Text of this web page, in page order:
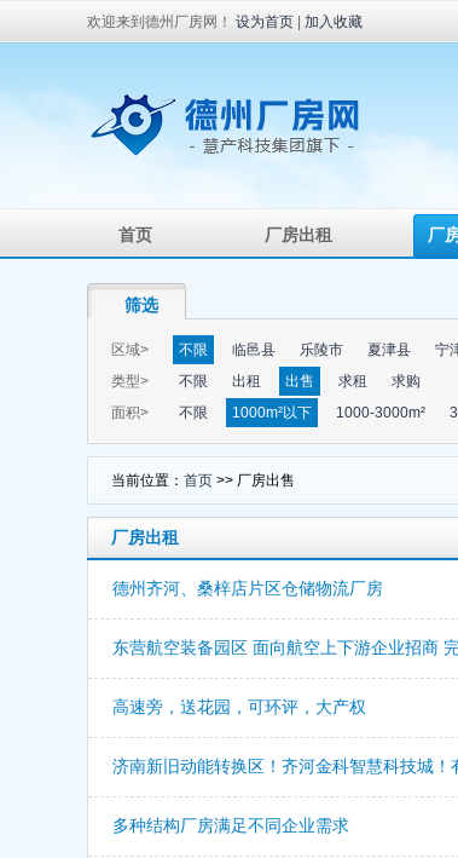
欢迎来到德州厂房网！ 设为首页 加入收藏
首页 厂房出租 厂
筛选
区域> 不限 临邑县 乐陵市 夏津县 宁
类型>
不限 出租 出售 求租
求购
面积>
不限 1000m²以下 1000-3000m²
当前位置： 首页 >> 厂房出售
厂房出租
德州齐河、桑梓店片区仓储物流厂房
东营航空装备园区 面向航空上下游企业招商
高速旁，送花园，可环评，大产权
济南新旧动能转换区！齐河金科智慧科技城！
多种结构厂房满足不同企业需求